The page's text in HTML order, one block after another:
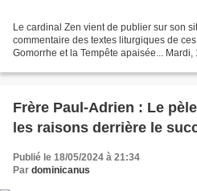
Le cardinal Zen vient de publier sur son
commentaire des textes liturgiques de
Gomorrhe et la Tempête apaisée...
Frère Paul-Adrien : Le
les raisons derrière le
Publié le 18/05/2024 à 21:34
Par dominicanus